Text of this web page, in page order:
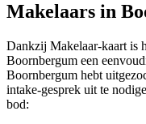
Makelaars in
Dankzij Makelaar-kaart is
Boornbergum een
Boornbergum hebt
intake-gesprek uit te
bod: